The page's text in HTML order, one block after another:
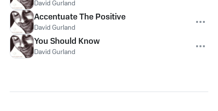
David Gurland
Accentuate The Positive
David Gurland
You Should Know
David Gurland